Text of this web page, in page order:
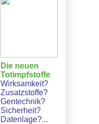
Die neuen
Totimpfstoffe
Wirksamkeit?
Zusatzstoffe?
Gentechnik?
Sicherheit?
Datenlage?...